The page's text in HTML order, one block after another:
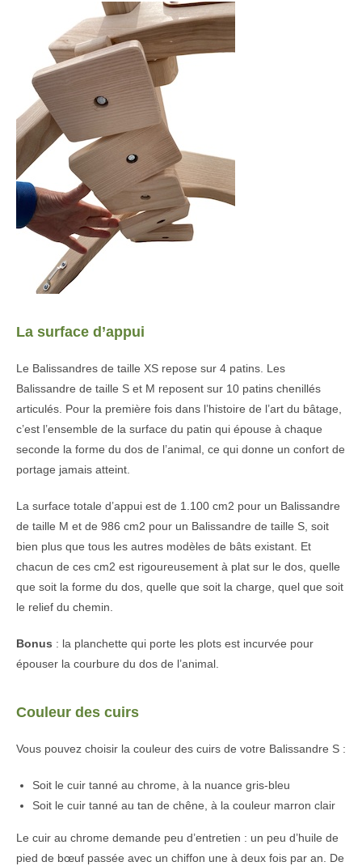
La surface d’appui
Le Balissandres de taille XS repose sur 4 patins. Les
Balissandre de taille S et M reposent sur 10 patins chenillés
articulés. Pour la première fois dans l’histoire de l’art du bâtage,
c’est l’ensemble de la surface du patin qui épouse à chaque
seconde la forme du dos de l’animal, ce qui donne un confort de
portage jamais atteint.
La surface totale d’appui est de 1.100 cm2 pour un Balissandre
de taille M et de 986 cm2 pour un Balissandre de taille S, soit
bien plus que tous les autres modèles de bâts existant. Et
chacun de ces cm2 est rigoureusement à plat sur le dos, quelle
que soit la forme du dos, quelle que soit la charge, quel que soit
le relief du chemin.
Bonus : la planchette qui porte les plots est incurvée pour
épouser la courbure du dos de l’animal.
Couleur des cuirs
Vous pouvez choisir la couleur des cuirs de votre Balissandre S :
Soit le cuir tanné au chrome, à la nuance gris-bleu
Soit le cuir tanné au tan de chêne, à la couleur marron clair
Le cuir au chrome demande peu d’entretien : un peu d’huile de
pied de bœuf passée avec un chiffon une à deux fois par an. De